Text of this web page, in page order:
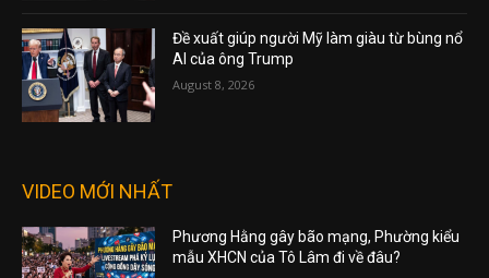
Đề xuất giúp người Mỹ làm giàu từ bùng nổ
AI của ông Trump
August 8, 2026
VIDEO MỚI NHẤT
Phương Hằng gây bão mạng, Phường kiểu
mẫu XHCN của Tô Lâm đi về đâu?